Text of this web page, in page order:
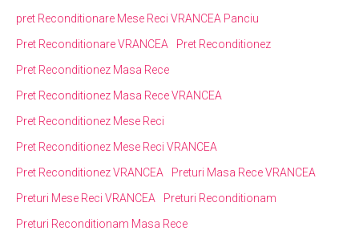
pret Reconditionare Mese Reci VRANCEA Panciu
Pret Reconditionare VRANCEA
Pret Reconditionez
Pret Reconditionez Masa Rece
Pret Reconditionez Masa Rece VRANCEA
Pret Reconditionez Mese Reci
Pret Reconditionez Mese Reci VRANCEA
Pret Reconditionez VRANCEA
Preturi Masa Rece VRANCEA
Preturi Mese Reci VRANCEA
Preturi Reconditionam
Preturi Reconditionam Masa Rece